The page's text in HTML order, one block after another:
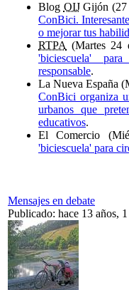
Blog OIJGijón (27
ConBici.
o mejorar tus
RTPA (Martes 24
'biciescuela'
responsable.
La Nueva España
ConBici organiza
urbanos que
educativos.
El Comercio
'biciescuela' para
Mensajes en debate
Publicado: hace 13 años,